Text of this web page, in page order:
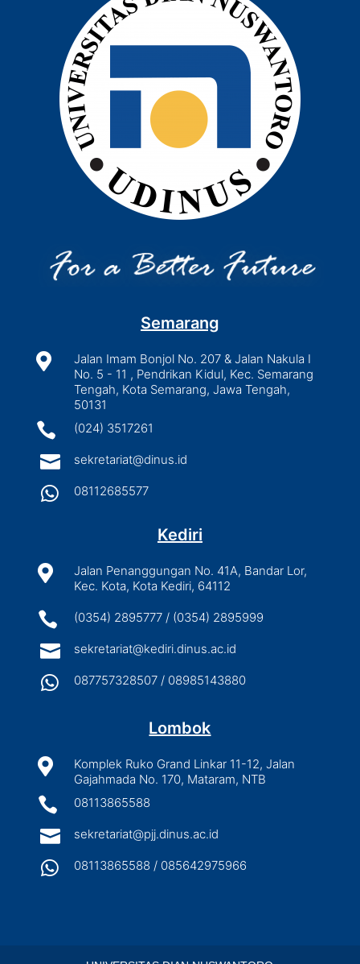
Semarang

Jalan Imam Bonjol No. 207 & Jalan Nakula I
No. 5 - 11 , Pendrikan Kidul, Kec. Semarang
Tengah, Kota Semarang, Jawa Tengah,
50131
 (024) 3517261
 sekretariat@dinus.id
 08112685577
Kediri

Jalan Penanggungan No. 41A, Bandar Lor,
Kec. Kota, Kota Kediri, 64112
 (0354) 2895777 / (0354) 2895999
 sekretariat@kediri.dinus.ac.id
 087757328507 / 08985143880
Lombok

Komplek Ruko Grand Linkar 11-12, Jalan
Gajahmada No. 170, Mataram, NTB
 08113865588
 sekretariat@pjj.dinus.ac.id
 08113865588 / 085642975966